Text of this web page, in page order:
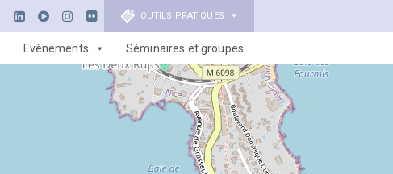
OUTILS PRATIQUES
Evènements Séminaires et groupes